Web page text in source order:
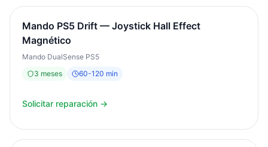
Mando PS5 Drift — Joystick Hall Effect
Magnético
Mando DualSense PS5
3 meses 60-120 min
Solicitar reparación →